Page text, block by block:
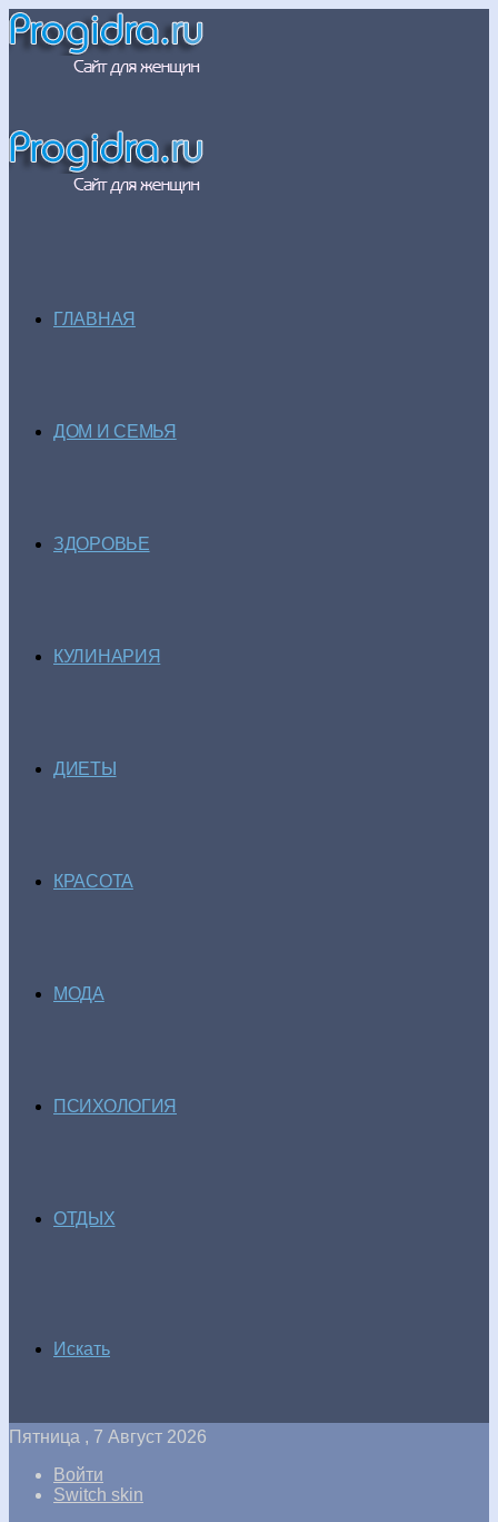
ГЛАВНАЯ
ДОМ И СЕМЬЯ
ЗДОРОВЬЕ
КУЛИНАРИЯ
ДИЕТЫ
КРАСОТА
МОДА
ПСИХОЛОГИЯ
ОТДЫХ
Искать
Пятница , 7 Август 2026
Войти
Switch skin